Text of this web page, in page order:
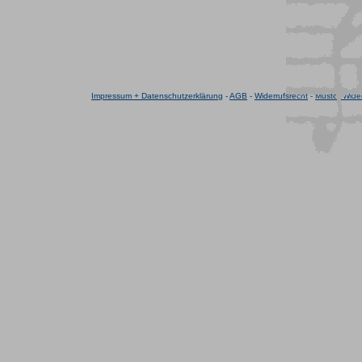
Impressum + Datenschutzerklärung -AGB - Widerrufsrecht - Muster-